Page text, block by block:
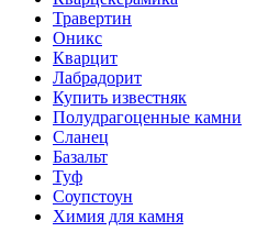
Травертин
Оникс
Кварцит
Лабрадорит
Купить известняк
Полудрагоценные камни
Сланец
Базальт
Туф
Соупстоун
Химия для камня